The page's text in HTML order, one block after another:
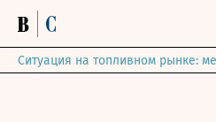
Ситуация на топливном рынке: